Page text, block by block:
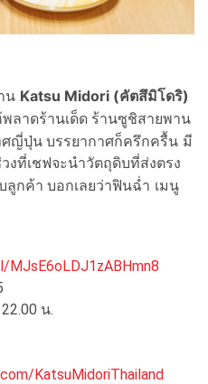
น Katsu Midori (คัตสึมิโดริ)
ลาดร้านเด็ด ร้านซูชิสายพาน
ศญี่ปุ่น บรรยากาศก็ครึกครื้น มี
งที่เชฟจะนำวัตถุดิบที่ส่งตรง
ลูกค้า บอกเลยว่าฟินฉ่ำ เมนู
MJsE6oLDJ1zABHmn8
น.
KatsuMidoriThailand